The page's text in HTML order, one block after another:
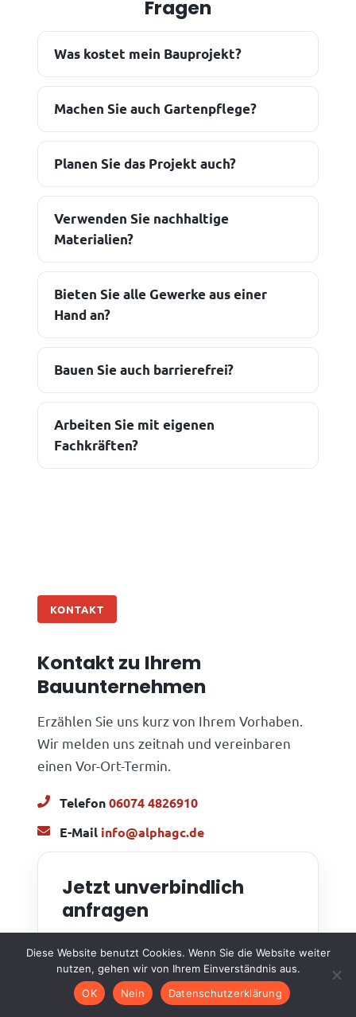
Fragen
Was kostet mein Bauprojekt?
Machen Sie auch Gartenpflege?
Planen Sie das Projekt auch?
Verwenden Sie nachhaltige
Materialien?
Bieten Sie alle Gewerke aus einer
Hand an?
Bauen Sie auch barrierefrei?
Arbeiten Sie mit eigenen
Fachkräften?
KONTAKT
Kontakt zu Ihrem
Bauunternehmen
Erzählen Sie uns kurz von Ihrem Vorhaben.
Wir melden uns zeitnah und vereinbaren
einen Vor-Ort-Termin.
Telefon06074 4826910
E-Mail info@alphagc.de
Jetzt unverbindlich
anfragen
Schildern Sie uns kurz Ihr Vorhaben –
wir schauen es uns an und erstellen
Ihnen ein unverbindliches Angebot.
Diese Website benutzt Cookies. Wenn Sie die Website weiter
nutzen, gehen wir von Ihrem Einverständnis aus.
OK
Nein Datenschutzerklärung